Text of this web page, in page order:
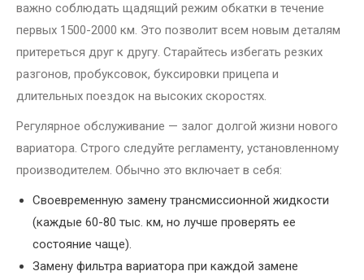
важно соблюдать щадящий режим обкатки в течение
первых 1500-2000 км. Это позволит всем новым деталям
притереться друг к другу. Старайтесь избегать резких
разгонов, пробуксовок, буксировки прицепа и
длительных поездок на высоких скоростях.
Регулярное обслуживание — залог долгой жизни нового
вариатора. Строго следуйте регламенту, установленному
производителем. Обычно это включает в себя:
Своевременную замену трансмиссионной жидкости
(каждые 60-80 тыс. км, но лучше проверять ее
состояние чаще).
Замену фильтра вариатора при каждой замене